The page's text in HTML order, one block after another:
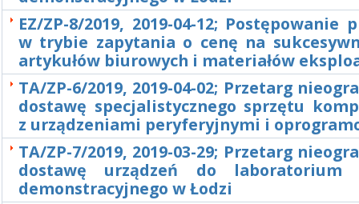
EZ/ZP-8/2019, 2019-04-12; Postępowanie
w trybie zapytania o cenę na
artykułów biurowych i materiałów
TA/ZP-6/2019, 2019-04-02; Przetarg
dostawę specjalistycznego sprzętu
z urządzeniami peryferyjnymi i
TA/ZP-7/2019, 2019-03-29; Przetarg
dostawę urządzeń do laboratorium
demonstracyjnego w Łodzi